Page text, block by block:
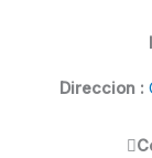
Direccion :